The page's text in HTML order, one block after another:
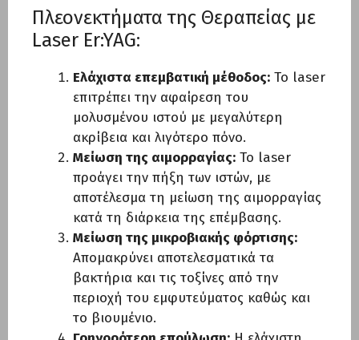
Πλεονεκτήματα της Θεραπείας με
Laser Er:YAG:
Ελάχιστα επεμβατική μέθοδος: Το laser
επιτρέπει την αφαίρεση του
μολυσμένου ιστού με μεγαλύτερη
ακρίβεια και λιγότερο πόνο.
Μείωση της αιμορραγίας: Το laser
προάγει την πήξη των ιστών, με
αποτέλεσμα τη μείωση της αιμορραγίας
κατά τη διάρκεια της επέμβασης.
Μείωση της μικροβιακής φόρτισης:
Απομακρύνει αποτελεσματικά τα
βακτήρια και τις τοξίνες από την
περιοχή του εμφυτεύματος καθώς και
το βιουμένιο.